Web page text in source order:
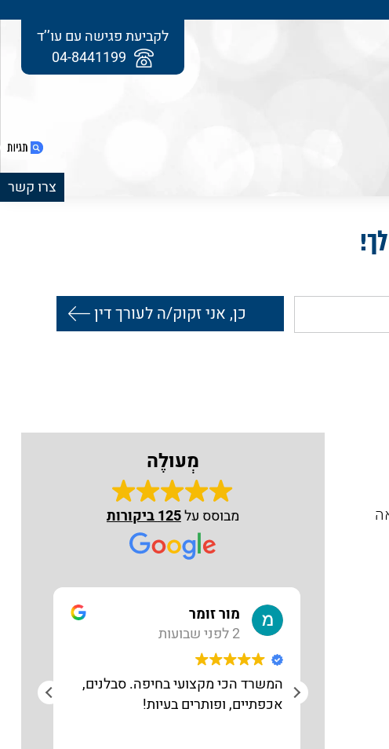
לקביעת פגישה עם עו’’ד
04-8441199
מְעוּלֶה
מבוסס על125 ביקורות
מור זומר
2 לפני שבועות
המשרד הכי מקצועי בחיפה. סבלנים,
אכפתיים, ופותרים בעיות!
צרו קשר